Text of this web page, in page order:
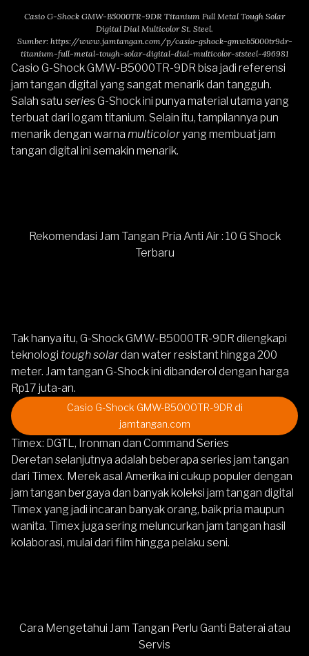
Casio G-Shock GMW-B5000TR-9DR Titanium Full Metal Tough Solar
Digital Dial Multicolor St. Steel.
Sumber: https://www.jamtangan.com/p/casio-gshock-gmwb5000tr9dr-
titanium-full-metal-tough-solar-digital-dial-multicolor-ststeel-496981
Casio G-Shock GMW-B5000TR-9DR bisa jadi referensi
jam tangan digital yang sangat menarik dan tangguh.
Salah satu seriesG-Shock ini punya material utama yang
terbuat dari logam titanium. Selain itu, tampilannya pun
menarik dengan warna multicoloryang membuat jam
tangan digital ini semakin menarik.
Rekomendasi Jam Tangan Pria Anti Air : 10 G Shock
Terbaru
Tak hanya itu, G-Shock GMW-B5000TR-9DR dilengkapi
teknologi tough solardan water resistant hingga 200
meter. Jam tangan G-Shock ini dibanderol dengan harga
Rp17 juta-an.
Casio G-Shock GMW-B5000TR-9DR di
jamtangan.com
Timex: DGTL, Ironman dan Command Series
Deretan selanjutnya adalah beberapa series jam tangan
dari Timex. Merek asal Amerika ini cukup populer dengan
jam tangan bergaya dan banyak koleksi jam tangan digital
Timex yang jadi incaran banyak orang, baik pria maupun
wanita. Timex juga sering meluncurkan jam tangan hasil
kolaborasi, mulai dari film hingga pelaku seni.
Cara Mengetahui Jam Tangan Perlu Ganti Baterai atau
Servis